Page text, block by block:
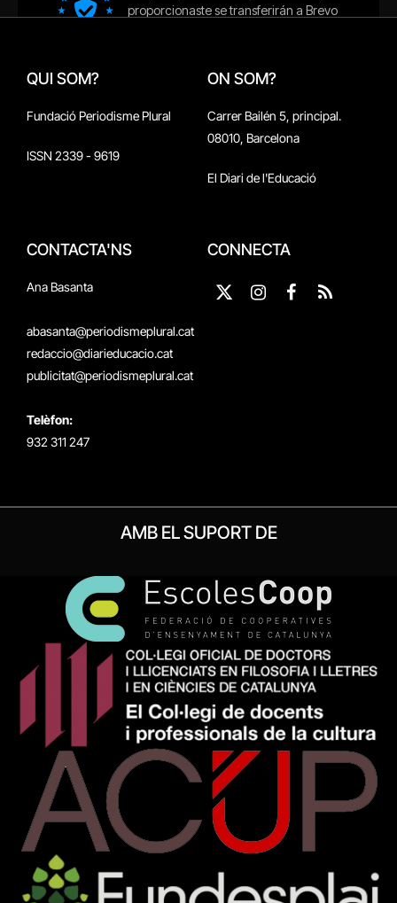
QUI SOM?
Fundació Periodisme Plural
ISSN 2339 - 9619
ON SOM?
Carrer Bailén 5, principal.
08010, Barcelona
El Diari de l'Educació
CONTACTA'NS
Ana Basanta
abasanta@periodismeplural.cat
redaccio@diarieducacio.cat
publicitat@periodismeplural.cat
Telèfon:
932 311 247
CONNECTA
X
Instagram
Facebook
RSS
AMB EL SUPORT DE